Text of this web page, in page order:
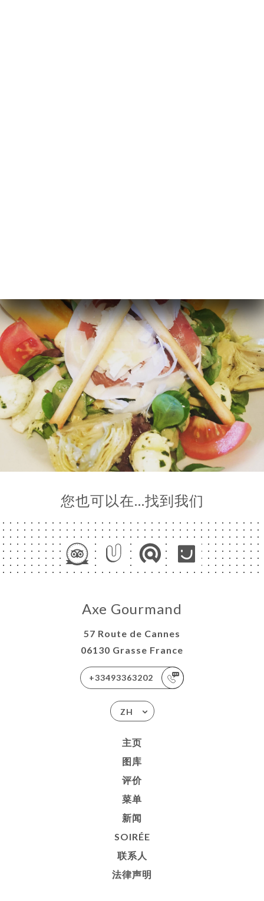
您也可以在…找到我们
Axe Gourmand
57 Route de Cannes
06130 Grasse France
+33493363202
ZH
主页
图库
评价
菜单
新闻
SOIRÉE
联系人
法律声明